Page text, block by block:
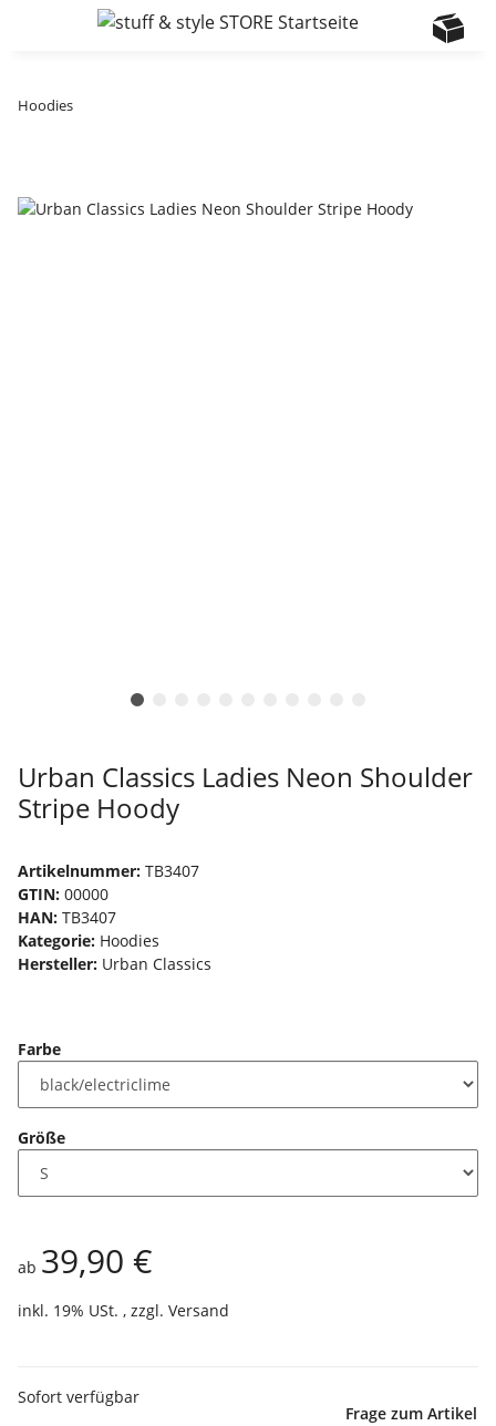
Hoodies
Urban Classics Ladies Neon Shoulder
Stripe Hoody
Artikelnummer: TB3407
GTIN: 00000
HAN: TB3407
Kategorie: Hoodies
Hersteller: Urban Classics
Farbe
Größe
ab 39,90 €
inkl. 19% USt. , zzgl. Versand
Sofort verfügbar
Frage zum Artikel